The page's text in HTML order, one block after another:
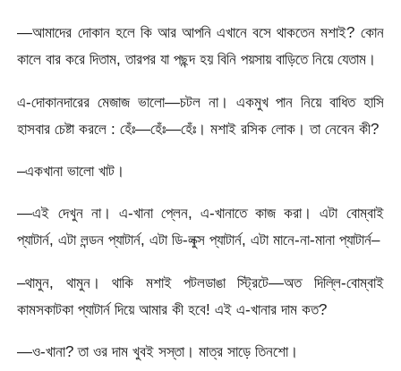
—আমাদের দোকান হলে কি আর আপনি এখানে বসে থাকতেন মশাই? কোন
কালে বার করে দিতাম, তারপর যা পছন্দ হয় বিনি পয়সায় বাড়িতে নিয়ে যেতাম।
এ-দোকানদারের মেজাজ ভালো—চটল না। একমুখ পান নিয়ে বাধিত হাসি
হাসবার চেষ্টা করলে : হেঁঃ—হেঁঃ—হেঁঃ। মশাই রসিক লোক। তা নেবেন কী?
–একখানা ভালো খাট।
—এই দেখুন না। এ-খানা প্লেন, এ-খানাতে কাজ করা। এটা বোম্বাই
প্যাটার্ন, এটা লন্ডন প্যাটার্ন, এটা ডি-লুক্স প্যাটার্ন, এটা মানে-না-মানা প্যাটার্ন–
–থামুন, থামুন। থাকি মশাই পটলডাঙা স্ট্রিটে—অত দিল্লি-বোম্বাই
কামসকাটকা প্যাটার্ন দিয়ে আমার কী হবে! এই এ-খানার দাম কত?
—ও-খানা? তা ওর দাম খুবই সস্তা। মাত্র সাড়ে তিনশো।